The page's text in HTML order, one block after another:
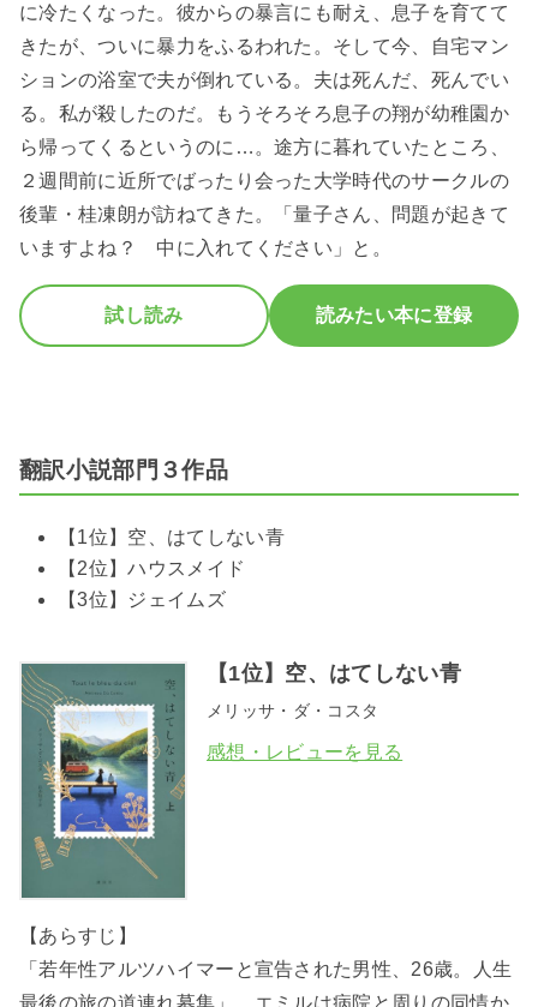
に冷たくなった。彼からの暴言にも耐え、息子を育てて
きたが、ついに暴力をふるわれた。そして今、自宅マン
ションの浴室で夫が倒れている。夫は死んだ、死んでい
る。私が殺したのだ。もうそろそろ息子の翔が幼稚園か
ら帰ってくるというのに…。途方に暮れていたところ、
２週間前に近所でばったり会った大学時代のサークルの
後輩・桂凍朗が訪ねてきた。「量子さん、問題が起きて
いますよね？ 中に入れてください」と。
試し読み 読みたい本に登録
翻訳小説部門３作品
【1位】空、はてしない青
【2位】ハウスメイド
【3位】ジェイムズ
【1位】空、はてしない青
メリッサ・ダ・コスタ
感想・レビューを見る
【あらすじ】
「若年性アルツハイマーと宣告された男性、26歳。人生